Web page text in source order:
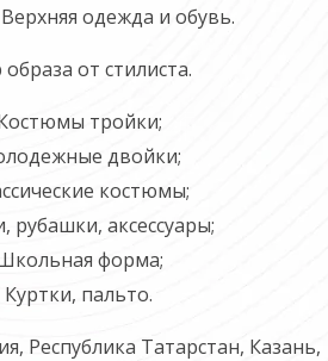
одежда и обувь.
от стилиста.
тройки;
двойки;
костюмы;
рубашки, аксессуары;
форма;
Куртки, пальто.
Республика Татарстан, Казань,